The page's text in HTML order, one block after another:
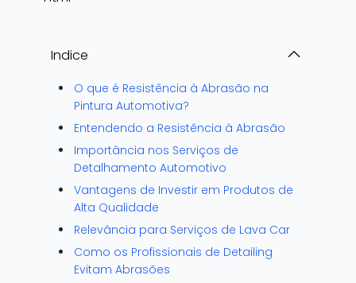
Indice
O que é Resistência à Abrasão na
Pintura Automotiva?
Entendendo a Resistência à Abrasão
Importância nos Serviços de
Detalhamento Automotivo
Vantagens de Investir em Produtos de
Alta Qualidade
Relevância para Serviços de Lava Car
Como os Profissionais de Detailing
Evitam Abrasões